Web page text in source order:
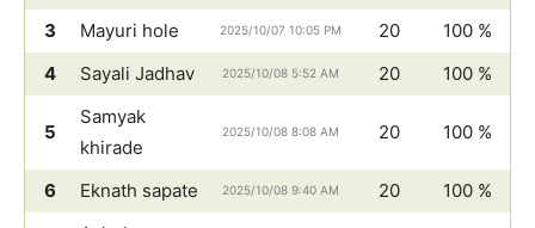
3 Mayuri hole 2025/10/07 10:05 PM 20
100 %
4
Sayali Jadhav 2025/10/08 5:52 AM 20 100 %
5
Samyak
khirade
2025/10/08 8:08 AM 20 100 %
6 Eknath sapate 2025/10/08 9:40 AM 20 100 %